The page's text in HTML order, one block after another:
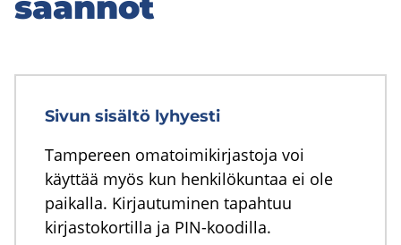
Sivun sisältö lyhyesti
Tampereen omatoimikirjastoja voi
käyttää myös kun henkilökuntaa ei ole
paikalla. Kirjautuminen tapahtuu
kirjastokortilla ja PIN-koodilla.